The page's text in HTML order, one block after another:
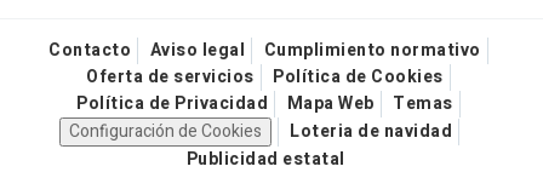
Contacto Aviso legal
Cumplimiento normativo
Oferta de servicios
Política de Cookies
Política de Privacidad
Mapa Web
Temas
Configuración de Cookies
Loteria de navidad
Publicidad estatal